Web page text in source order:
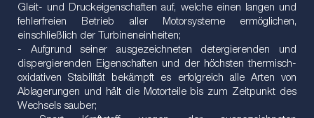
Gleit- und Druckeigenschaften auf, welche einen langen und
fehlerfreien Betrieb aller Motorsysteme ermöglichen,
einschließlich der Turbineneinheiten;
- Aufgrund seiner ausgezeichneten detergierenden und
dispergierenden Eigenschaften und der höchsten thermisch-
oxidativen Stabilität bekämpft es erfolgreich alle Arten von
Ablagerungen und hält die Motorteile bis zum Zeitpunkt des
Wechsels sauber;